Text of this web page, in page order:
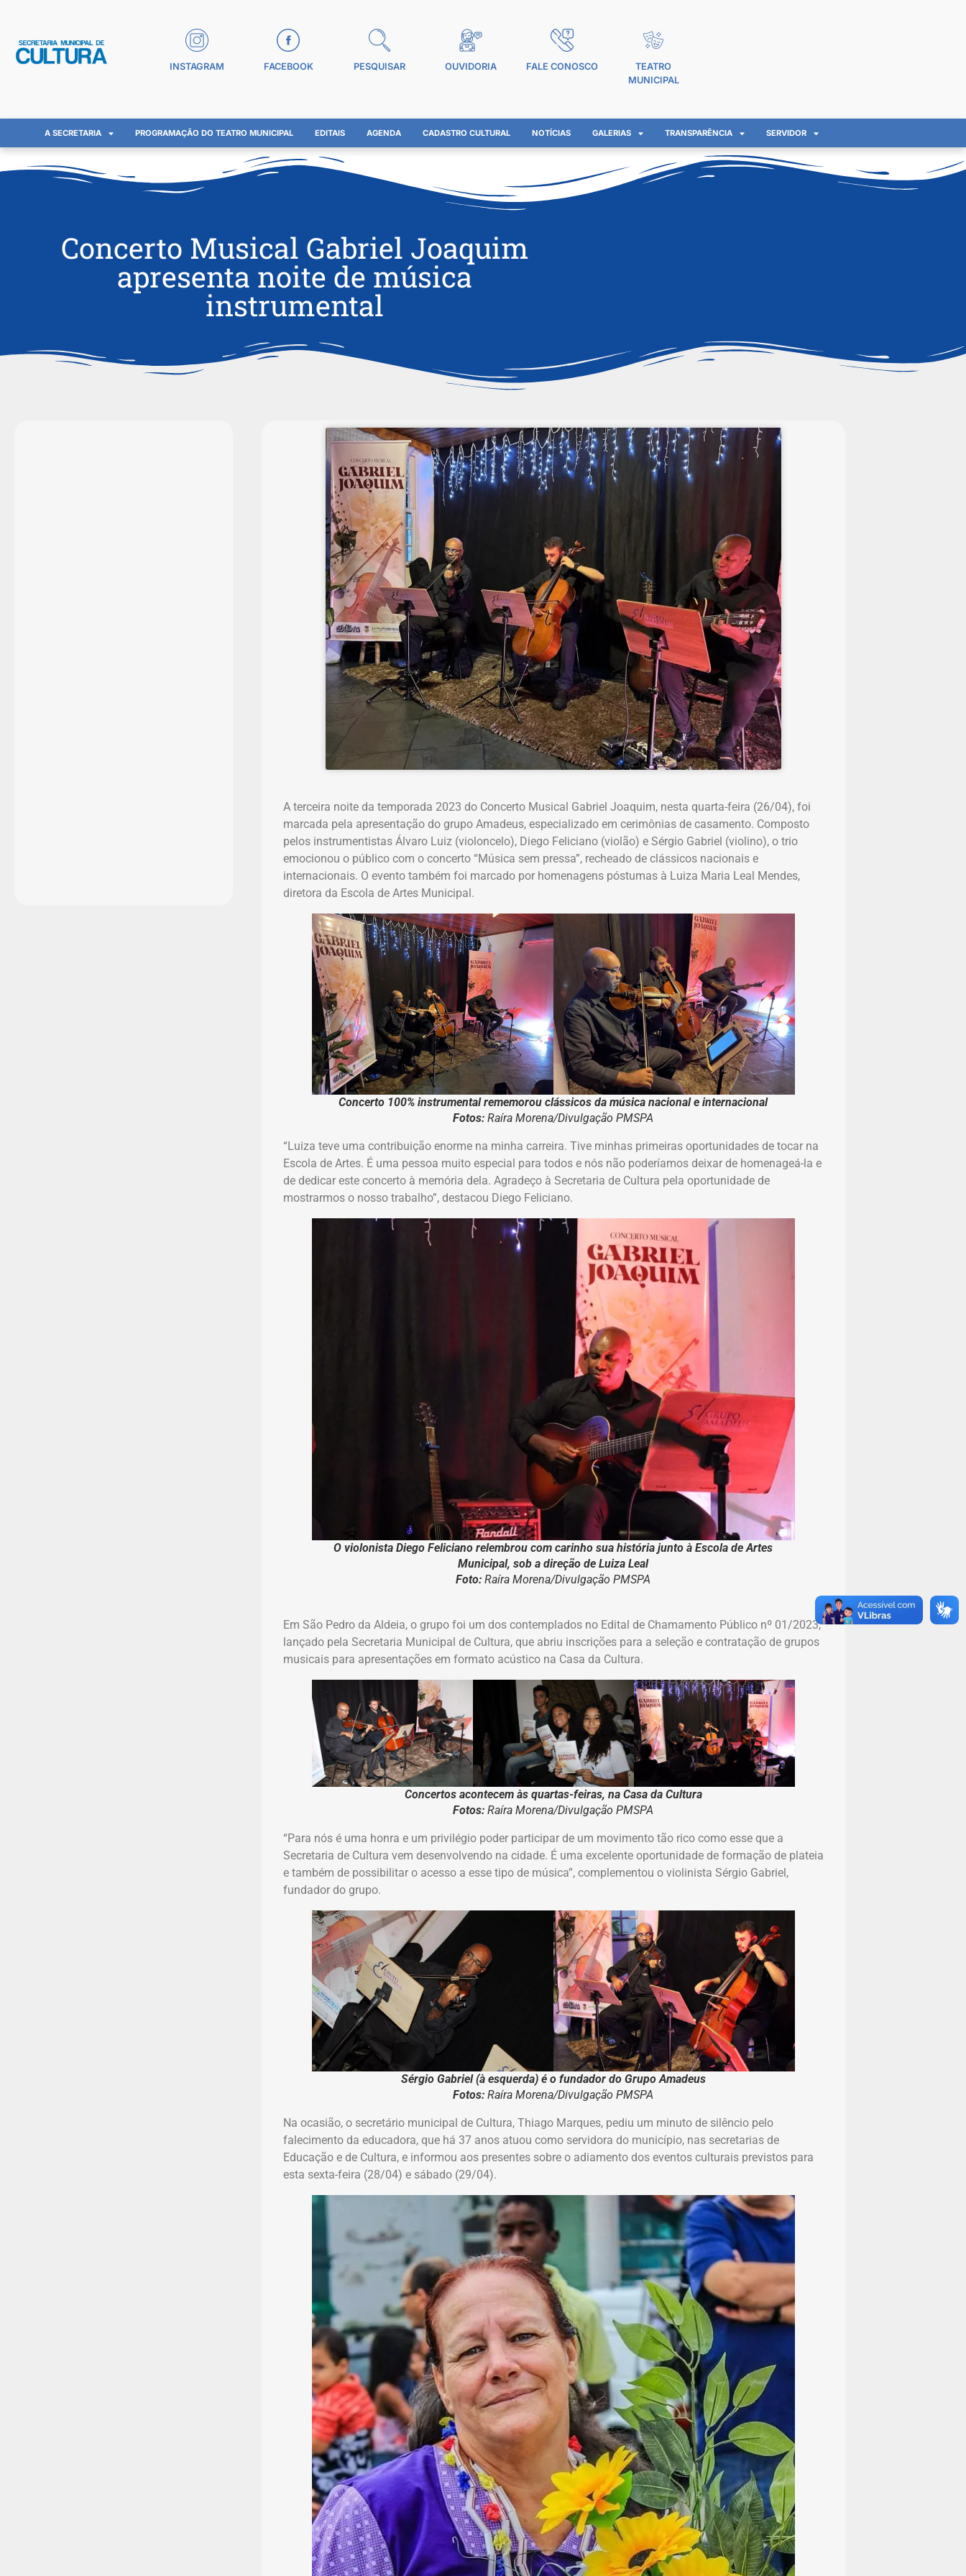
INSTAGRAM FACEBOOK PESQUISAR OUVIDORIA FALE CONOSCO
TEATRO
MUNICIPAL
A SECRETARIA PROGRAMAÇÃO DO TEATRO MUNICIPAL EDITAIS AGENDA CADASTRO CULTURAL NOTÍCIAS GALERIAS TRANSPARÊNCIA SERVIDOR
Concerto Musical Gabriel Joaquim
apresenta noite de música
instrumental
A terceira noite da temporada 2023 do Concerto Musical Gabriel Joaquim, nesta quarta-feira (26/04), foi
marcada pela apresentação do grupo Amadeus, especializado em cerimônias de casamento. Composto
pelos instrumentistas Álvaro Luiz (violoncelo), Diego Feliciano (violão) e Sérgio Gabriel (violino), o trio
emocionou o público com o concerto “Música sem pressa”, recheado de clássicos nacionais e
internacionais. O evento também foi marcado por homenagens póstumas à Luiza Maria Leal Mendes,
diretora da Escola de Artes Municipal.
Concerto 100% instrumental rememorou clássicos da música nacional e internacional
Fotos: Raíra Morena/Divulgação PMSPA
“Luiza teve uma contribuição enorme na minha carreira. Tive minhas primeiras oportunidades de tocar na
Escola de Artes. É uma pessoa muito especial para todos e nós não poderíamos deixar de homenageá-la e
de dedicar este concerto à memória dela. Agradeço à Secretaria de Cultura pela oportunidade de
mostrarmos o nosso trabalho”, destacou Diego Feliciano.
O violonista Diego Feliciano relembrou com carinho sua história junto à Escola de Artes
Municipal, sob a direção de Luiza Leal
Foto: Raíra Morena/Divulgação PMSPA
Em São Pedro da Aldeia, o grupo foi um dos contemplados no Edital de Chamamento Público nº 01/2023,
lançado pela Secretaria Municipal de Cultura, que abriu inscrições para a seleção e contratação de grupos
musicais para apresentações em formato acústico na Casa da Cultura.
Concertos acontecem às quartas-feiras, na Casa da Cultura
Fotos: Raíra Morena/Divulgação PMSPA
“Para nós é uma honra e um privilégio poder participar de um movimento tão rico como esse que a
Secretaria de Cultura vem desenvolvendo na cidade. É uma excelente oportunidade de formação de plateia
e também de possibilitar o acesso a esse tipo de música”, complementou o violinista Sérgio Gabriel,
fundador do grupo.
Sérgio Gabriel (à esquerda) é o fundador do Grupo Amadeus
Fotos: Raíra Morena/Divulgação PMSPA
Na ocasião, o secretário municipal de Cultura, Thiago Marques, pediu um minuto de silêncio pelo
falecimento da educadora, que há 37 anos atuou como servidora do município, nas secretarias de
Educação e de Cultura, e informou aos presentes sobre o adiamento dos eventos culturais previstos para
esta sexta-feira (28/04) e sábado (29/04).